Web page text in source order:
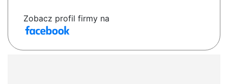
Zobacz profil firmy na